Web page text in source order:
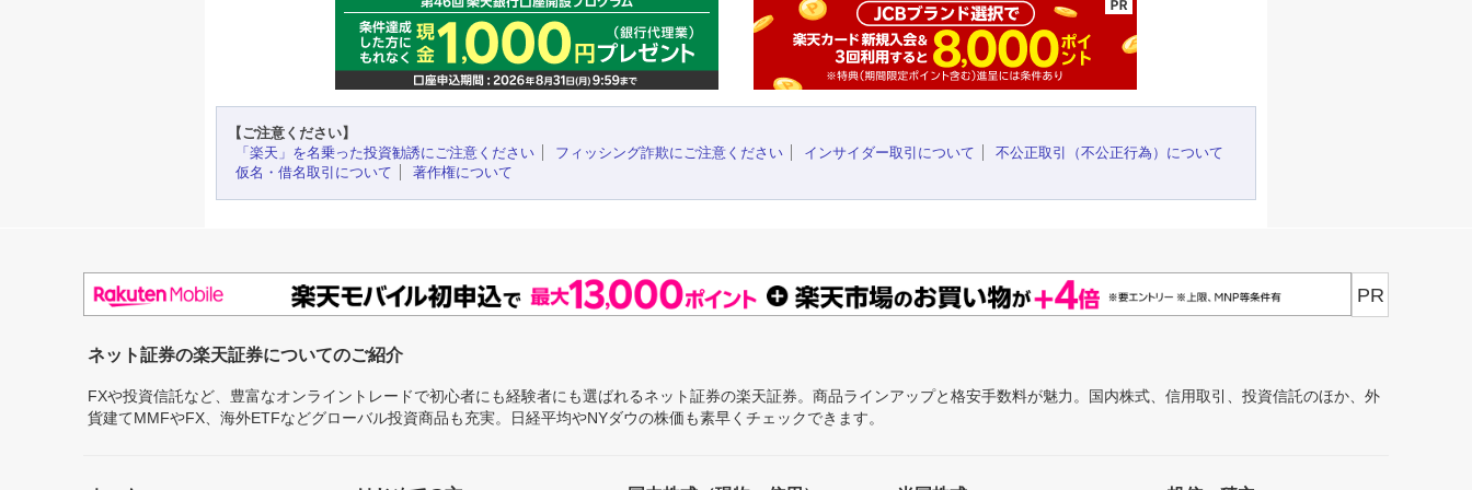
【ご注意ください】
「楽天」を名乗った投資勧誘にご注意ください
フィッシング詐欺にご注意ください インサイダー取引について
不公正取引（不公正行為）について
仮名・借名取引について
著作権について
PR
ネット証券の楽天証券についてのご紹介
FXや投資信託など、豊富なオンライントレードで初心者にも経験者にも選ばれるネット証券の楽天証券。商品ラインアップと格安手数料が魅力。国内株式、信用取引、投資信託のほか、外
貨建てMMFやFX、海外ETFなどグローバル投資商品も充実。日経平均やNYダウの株価も素早くチェックできます。